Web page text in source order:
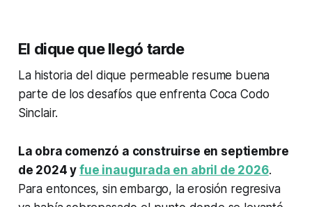
El dique que llegó tarde
La historia del dique permeable resume buena
parte de los desafíos que enfrenta Coca Codo
Sinclair.
La obra comenzó a construirse en septiembre
de 2024 yfue inaugurada en abril de 2026.
Para entonces, sin embargo, la erosión regresiva